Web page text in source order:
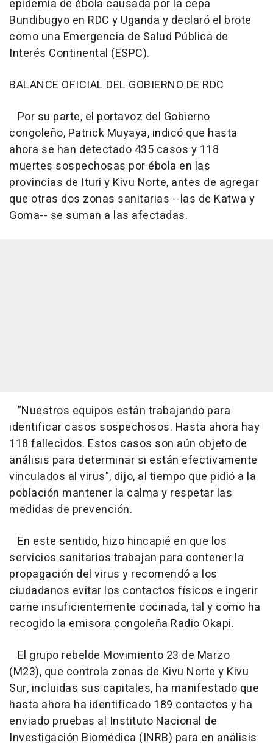
epidemia de ébola causada por la cepa
Bundibugyo en RDC y Uganda y declaró el brote
como una Emergencia de Salud Pública de
Interés Continental (ESPC).
BALANCE OFICIAL DEL GOBIERNO DE RDC
Por su parte, el portavoz del Gobierno
congoleño, Patrick Muyaya, indicó que hasta
ahora se han detectado 435 casos y 118
muertes sospechosas por ébola en las
provincias de Ituri y Kivu Norte, antes de agregar
que otras dos zonas sanitarias --las de Katwa y
Goma-- se suman a las afectadas.
"Nuestros equipos están trabajando para
identificar casos sospechosos. Hasta ahora hay
118 fallecidos. Estos casos son aún objeto de
análisis para determinar si están efectivamente
vinculados al virus", dijo, al tiempo que pidió a la
población mantener la calma y respetar las
medidas de prevención.
En este sentido, hizo hincapié en que los
servicios sanitarios trabajan para contener la
propagación del virus y recomendó a los
ciudadanos evitar los contactos físicos e ingerir
carne insuficientemente cocinada, tal y como ha
recogido la emisora congoleña Radio Okapi.
El grupo rebelde Movimiento 23 de Marzo
(M23), que controla zonas de Kivu Norte y Kivu
Sur, incluidas sus capitales, ha manifestado que
hasta ahora ha identificado 189 contactos y ha
enviado pruebas al Instituto Nacional de
Investigación Biomédica (INRB) para en análisis